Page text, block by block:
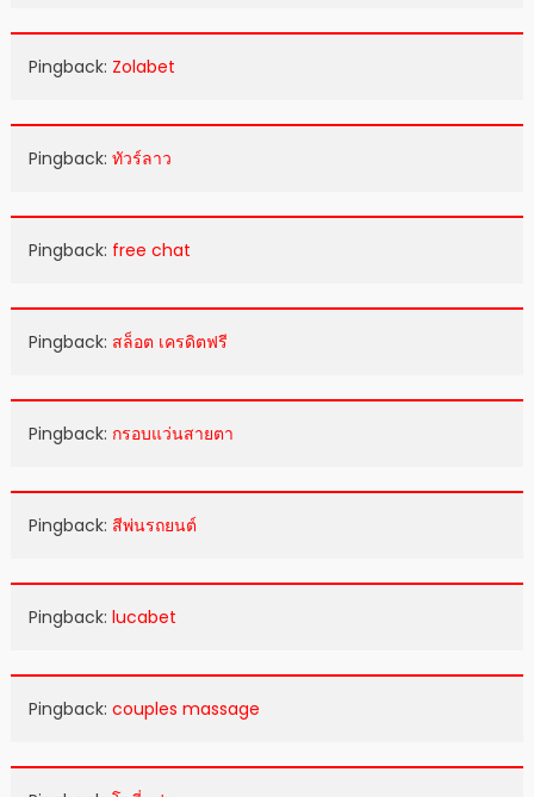
Pingback: Zolabet
Pingback: ทัวร์ลาว
Pingback: free chat
Pingback: สล็อต เครดิตฟรี
Pingback: กรอบแว่นสายตา
Pingback: สีพ่นรถยนต์
Pingback: lucabet
Pingback: couples massage